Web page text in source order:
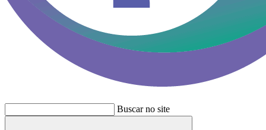
Buscar no site